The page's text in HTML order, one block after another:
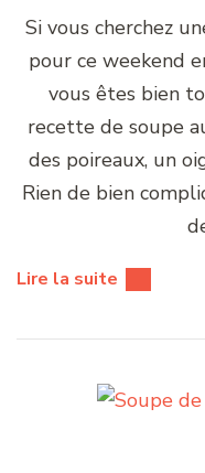
Si vous cherchez
pour ce weekend
vous êtes bien
recette de soupe
des poireaux, un
Rien de bien
Lire la suite